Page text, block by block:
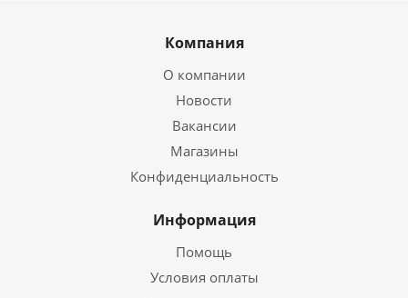
Компания
О компании
Новости
Вакансии
Магазины
Конфиденциальность
Информация
Помощь
Условия оплаты